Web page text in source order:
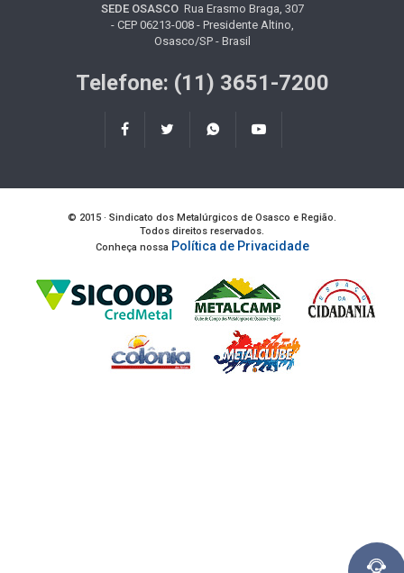
SEDE OSASCORua Erasmo Braga, 307
- CEP 06213-008 - Presidente Altino,
Osasco/SP - Brasil
Telefone: (11) 3651-7200
© 2015 · Sindicato dos Metalúrgicos de Osasco e Região.
Todos direitos reservados.
Conheça nossa Política de Privacidade